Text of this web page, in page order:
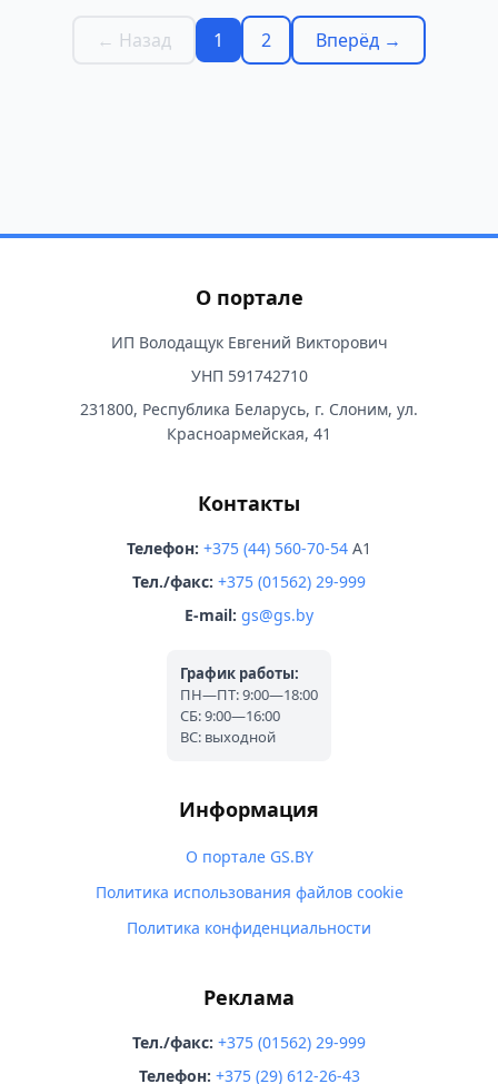
← Назад 1 2 Вперёд →
О портале
ИП Володащук Евгений Викторович
УНП 591742710
231800, Республика Беларусь, г. Слоним, ул.
Красноармейская, 41
Контакты
Телефон: +375 (44) 560-70-54 A1
Тел./факс: +375 (01562) 29-999
E-mail: gs@gs.by
График работы:
ПН—ПТ: 9:00—18:00
СБ: 9:00—16:00
ВС: выходной
Информация
О портале GS.BY
Политика использования файлов cookie
Политика конфиденциальности
Реклама
Тел./факс: +375 (01562) 29-999
Телефон: +375 (29) 612-26-43